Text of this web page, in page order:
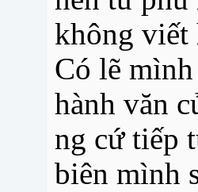
không viết
Có lẽ
hành văn
ng cứ tiếp
biên mình